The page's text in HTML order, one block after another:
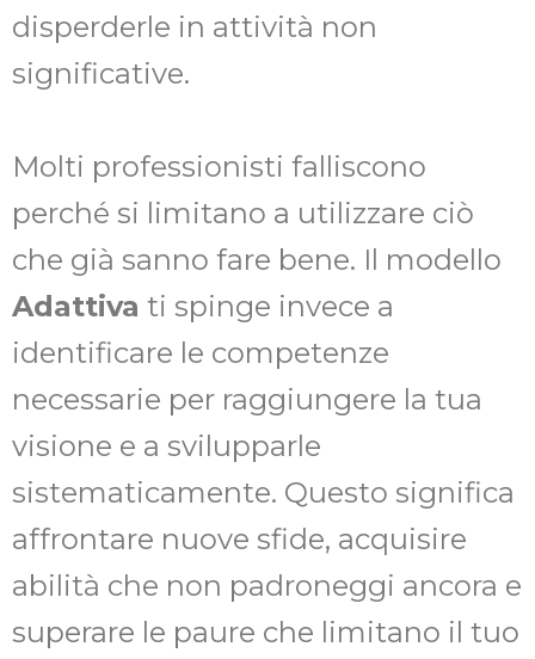
disperderle in attività non
significative.
Molti professionisti falliscono
perché si limitano a utilizzare ciò
che già sanno fare bene. Il modello
Adattiva ti spinge invece a
identificare le competenze
necessarie per raggiungere la tua
visione e a svilupparle
sistematicamente. Questo significa
affrontare nuove sfide, acquisire
abilità che non padroneggi ancora e
superare le paure che limitano il tuo